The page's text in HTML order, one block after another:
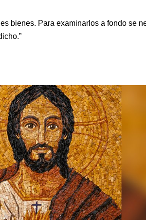
bienes. Para examinarlos a fondo se